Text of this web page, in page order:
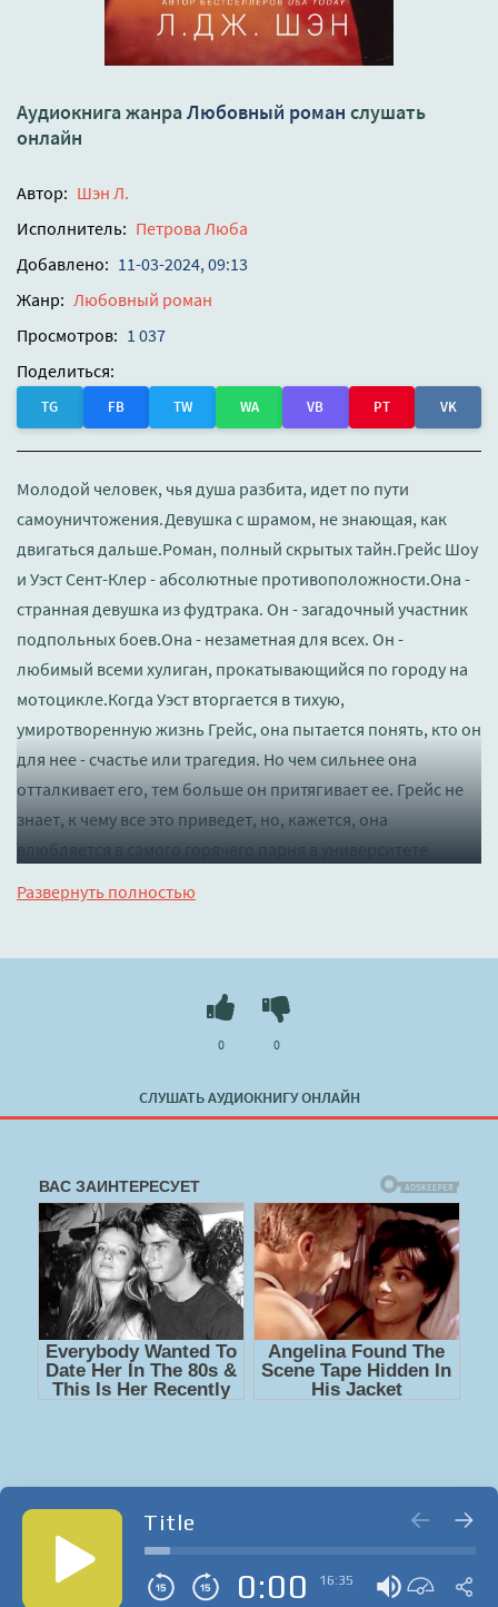
Аудиокнига жанра Любовный роман слушать
онлайн
Автор: Шэн Л.
Исполнитель: Петрова Люба
Добавлено: 11-03-2024, 09:13
Жанр: Любовный роман
Просмотров: 1 037
Поделиться:
TG FB TW WA VB PT VK
Молодой человек, чья душа разбита, идет по пути
самоуничтожения.Девушка с шрамом, не знающая, как
двигаться дальше.Роман, полный скрытых тайн.Грейс Шоу
и Уэст Сент-Клер - абсолютные противоположности.Она -
странная девушка из фудтрака. Он - загадочный участник
подпольных боев.Она - незаметная для всех. Он -
любимый всеми хулиган, прокатывающийся по городу на
мотоцикле.Когда Уэст вторгается в тихую,
умиротворенную жизнь Грейс, она пытается понять, кто он
для нее - счастье или трагедия. Но чем сильнее она
отталкивает его, тем больше он притягивает ее. Грейс не
знает, к чему все это приведет, но, кажется, она
влюбляется в самого горячего парня в университете
обожжешься…
регистрации на лучшем сайте
booksaudio-online.com
Развернуть полностью
СЛУШАТЬ АУДИОКНИГУ ОНЛАЙН
0 0
Title
0:00 16:35